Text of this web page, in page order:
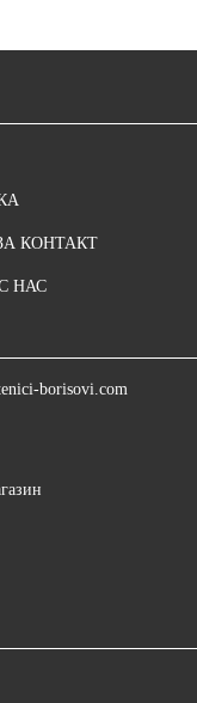
КОНТАКТ
НАС
borisovi.com